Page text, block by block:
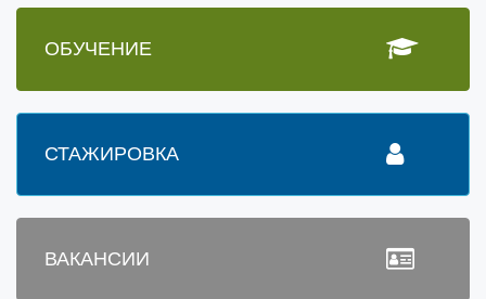
ОБУЧЕНИЕ
СТАЖИРОВКА
ВАКАНСИИ